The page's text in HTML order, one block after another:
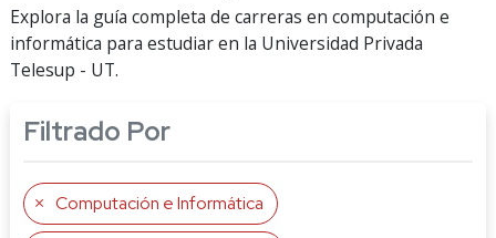
Explora la guía completa de carreras en computación e
informática para estudiar en la Universidad Privada
Telesup - UT.
Filtrado Por
Computación e Informática